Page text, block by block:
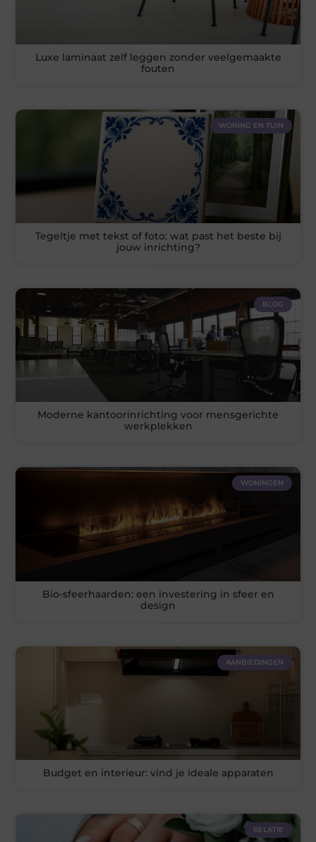
Luxe laminaat zelf leggen zonder veelgemaakte
fouten
WONING EN TUIN
Tegeltje met tekst of foto: wat past het beste bij
jouw inrichting?
BLOG
Moderne kantoorinrichting voor mensgerichte
werkplekken
WONINGEN
Bio-sfeerhaarden: een investering in sfeer en
design
AANBIEDINGEN
Budget en interieur: vind je ideale apparaten
RELATIE